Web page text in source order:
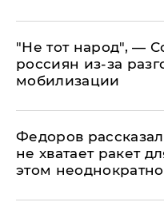
​"Не тот народ", —
россиян из-за
мобилизации
Федоров
не хватает ракет
этом